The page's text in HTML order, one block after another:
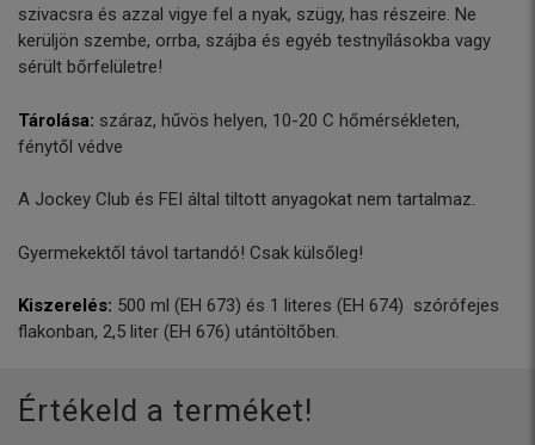
szivacsra és azzal vigye fel a nyak, szügy, has részeire. Ne
kerüljön szembe, orrba, szájba és egyéb testnyílásokba vagy
sérült bőrfelületre!
Tárolása: száraz, hűvös helyen, 10-20 C hőmérsékleten,
fénytől védve
A Jockey Club és FEI által tiltott anyagokat nem tartalmaz.
Gyermekektől távol tartandó! Csak külsőleg!
Kiszerelés: 500 ml (EH 673) és 1 literes (EH 674) szórófejes
flakonban, 2,5 liter (EH 676) utántöltőben.
Értékeld a terméket!